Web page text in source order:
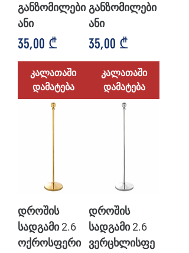
განზომილები
ანი
Price
35,00 ₾
კალათაში
დამატება
განზომილები
ანი
Price
35,00 ₾
კალათაში
დამატება
დროშის
სადგამი 2.6
ოქროსფერი
დროშის
სადგამი 2.6
ვერცხლისფე